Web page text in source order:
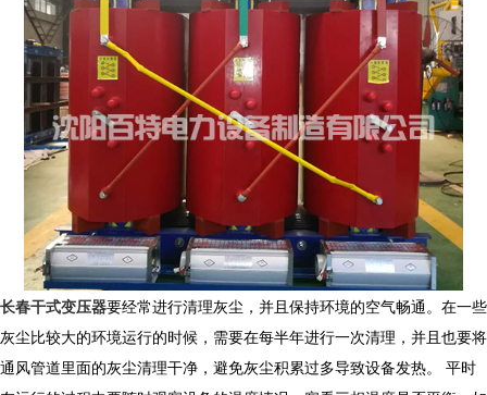
长春干式变压器要经常进行清理灰尘，并且保持环境的空气畅通。在一些
灰尘比较大的环境运行的时候，需要在每半年进行一次清理，并且也要将
通风管道里面的灰尘清理干净，避免灰尘积累过多导致设备发热。 平时